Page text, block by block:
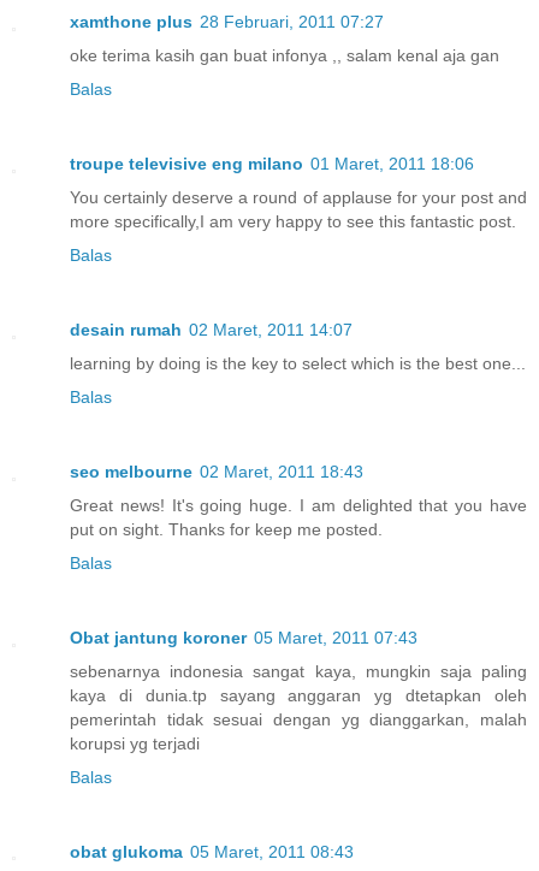
xamthone plus 28 Februari, 2011 07:27
oke terima kasih gan buat infonya ,, salam kenal aja gan
Balas
troupe televisive eng milano 01 Maret, 2011 18:06
You certainly deserve a round of applause for your post and
more specifically,I am very happy to see this fantastic post.
Balas
desain rumah 02 Maret, 2011 14:07
learning by doing is the key to select which is the best one...
Balas
seo melbourne 02 Maret, 2011 18:43
Great news! It's going huge. I am delighted that you have
put on sight. Thanks for keep me posted.
Balas
Obat jantung koroner 05 Maret, 2011 07:43
sebenarnya indonesia sangat kaya, mungkin saja paling
kaya di dunia.tp sayang anggaran yg dtetapkan oleh
pemerintah tidak sesuai dengan yg dianggarkan, malah
korupsi yg terjadi
Balas
obat glukoma 05 Maret, 2011 08:43